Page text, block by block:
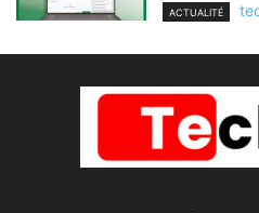
ACTUALITÉ